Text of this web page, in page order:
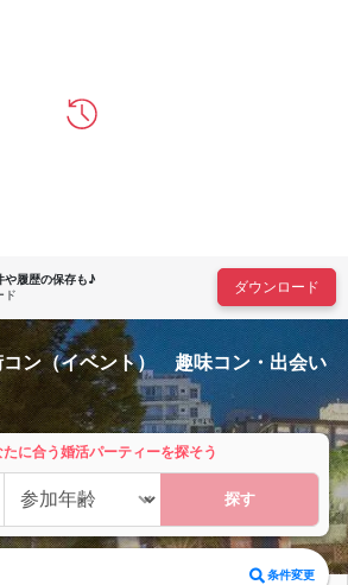
プ
や履歴の保存も♪
ド
ダウンロード
ン（イベント） 趣味コン・出会い
たに合う婚活パーティーを探そう
探す
条件変更